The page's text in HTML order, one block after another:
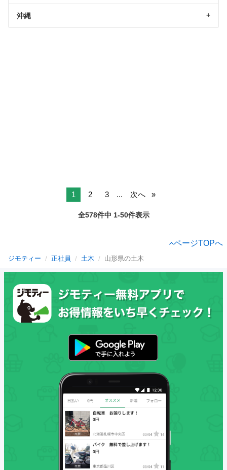
沖縄
1 2 3 ... 次へ
全578件中 1-50件表示
ページTOPへ
ジモティー 正社員 土木 山形県の土木